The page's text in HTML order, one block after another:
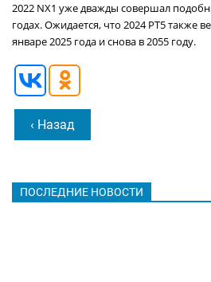
2022 NX1 уже дважды совершал
годах. Ожидается, что 2024 PT5 также
январе 2025 года и снова в 2055 году.
‹ Назад
ПОСЛЕДНИЕ НОВОСТИ